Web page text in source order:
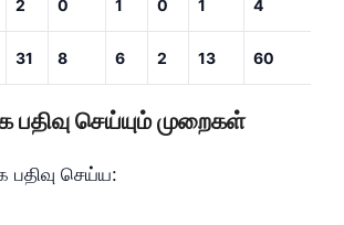
2 0 1 0 1 4
31 8 6 2 13 60
பதிவு செய்யும் முறைகள்
பதிவு செய்ய: